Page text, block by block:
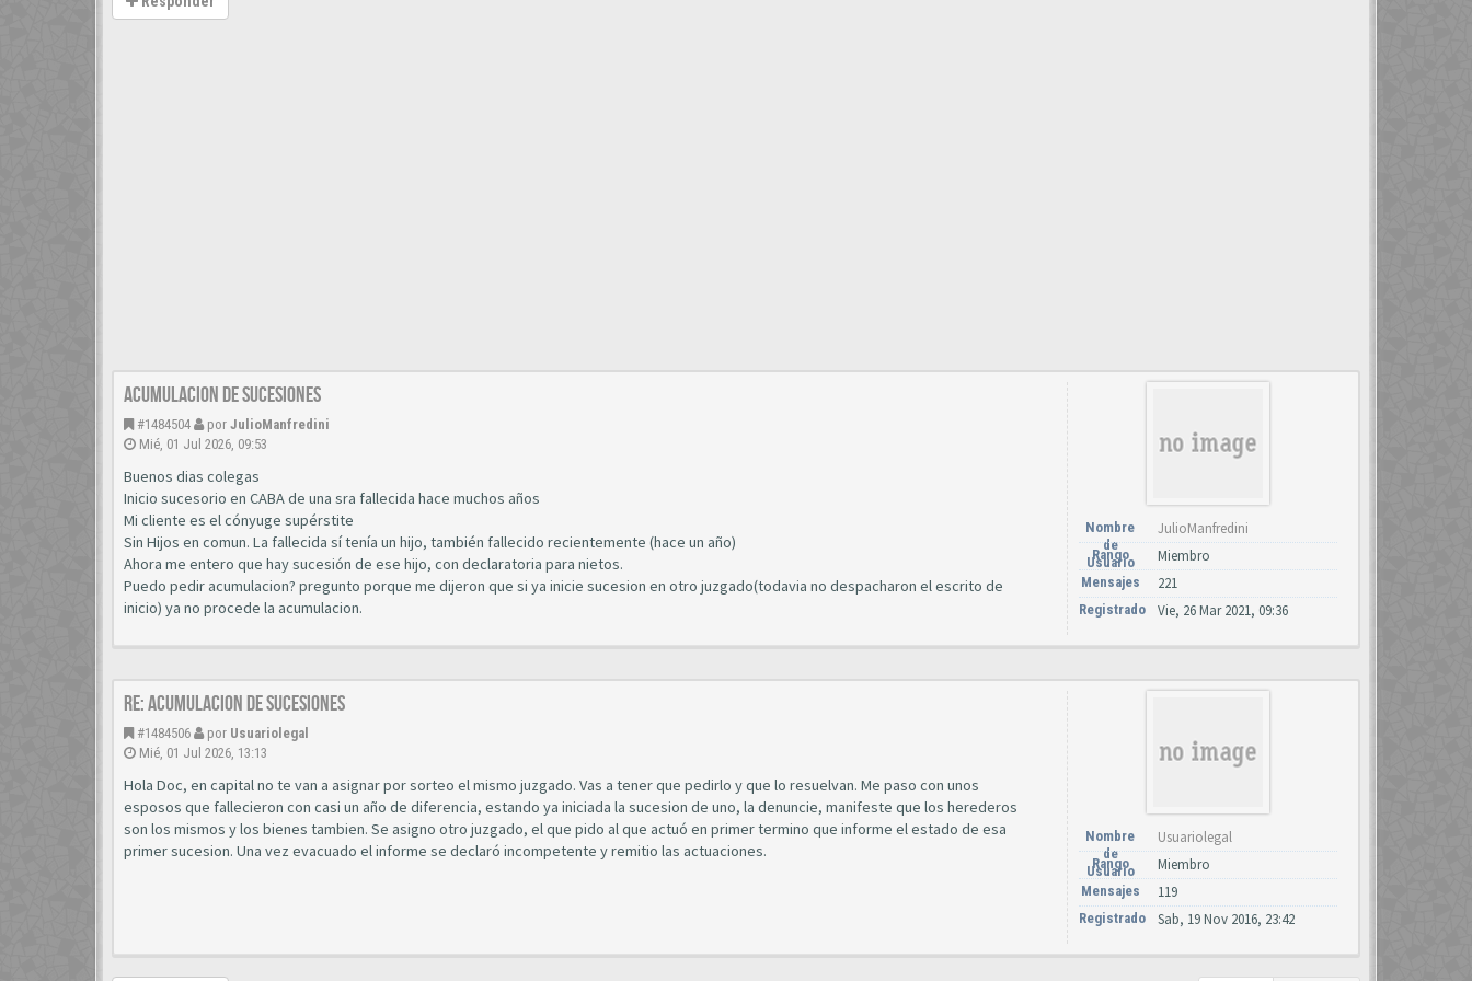
acumulacion de sucesiones
#1484504 por JulioManfredini
Mié, 01 Jul 2026, 09:53
Buenos dias colegas
Inicio sucesorio en CABA de una sra fallecida hace muchos años
Mi cliente es el cónyuge supérstite
Sin Hijos en comun. La fallecida sí tenía un hijo, también fallecido recientemente (hace un año)
Ahora me entero que hay sucesión de ese hijo, con declaratoria para nietos.
Puedo pedir acumulacion? pregunto porque me dijeron que si ya inicie sucesion en otro juzgado(todavia no despacharon el escrito de
inicio) ya no procede la acumulacion.
Nombre
de
Usuario
JulioManfredini
Rango Miembro
Mensajes 221
Registrado Vie, 26 Mar 2021, 09:36
Re: acumulacion de sucesiones
#1484506 por Usuariolegal
Mié, 01 Jul 2026, 13:13
Hola Doc, en capital no te van a asignar por sorteo el mismo juzgado. Vas a tener que pedirlo y que lo resuelvan. Me paso con unos
esposos que fallecieron con casi un año de diferencia, estando ya iniciada la sucesion de uno, la denuncie, manifeste que los herederos
son los mismos y los bienes tambien. Se asigno otro juzgado, el que pido al que actuó en primer termino que informe el estado de esa
primer sucesion. Una vez evacuado el informe se declaró incompetente y remitio las actuaciones.
Nombre
de
Usuario
Usuariolegal
Rango Miembro
Mensajes 119
Registrado Sab, 19 Nov 2016, 23:42